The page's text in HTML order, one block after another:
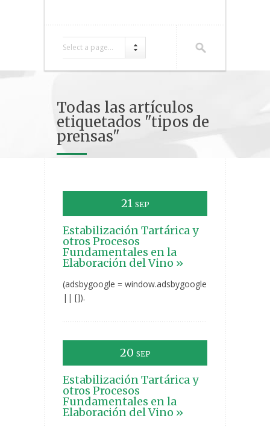
Select a page...
Todas las artículos
etiquetados "tipos de
prensas"
21 SEP
Estabilización Tartárica y
otros Procesos
Fundamentales en la
Elaboración del Vino »
(adsbygoogle = window.adsbygoogle
|| []).
20 SEP
Estabilización Tartárica y
otros Procesos
Fundamentales en la
Elaboración del Vino »